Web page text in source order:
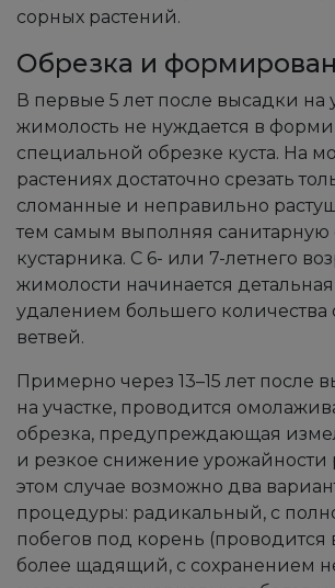
сорных растений.
Обрезка и
В первые 5 лет после высадки на
жимолость не нуждается в
специальной обрезке куста. На
растениях достаточно срезать
сломанные и неправильно
тем самым выполняя санитарную
кустарника. С 6- или 7-летнего
жимолости начинается детальная
удалением большего количества
ветвей.
Примерно через 13–15 лет после
на участке, проводится
обрезка, предупреждающая
и резкое снижение урожайности
этом случае возможно два
процедуры: радикальный, с
побегов под корень (проводится
более щадящий, с сохранением